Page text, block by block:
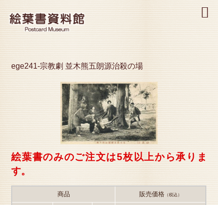
ege241-宗教劇 並木熊五朗源治殺の場
絵葉書のみのご注文は5枚以上から承りま
す。
商品 販売価格（税込）